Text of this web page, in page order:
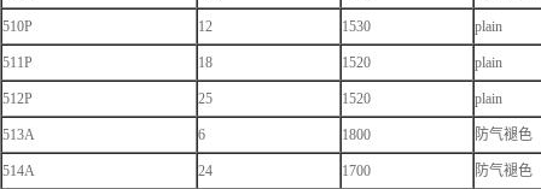
510P 12 1530 plain
511P 18 1520 plain
512P 25 1520 plain
513A 6 1800 防气褪色
514A 24 1700 防气褪色